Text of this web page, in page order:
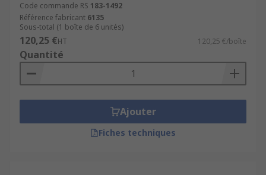
Code commande RS 183-1492
Référence fabricant 6135
Sous-total (1 boîte de 6 unités)
120,25 €HT 120,25 €/boîte
Quantité
Ajouter
Fiches techniques